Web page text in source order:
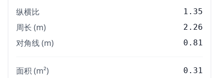
纵横比 1.35
周长 (m) 2.26
对角线 (m) 0.81
面积 (m²) 0.31